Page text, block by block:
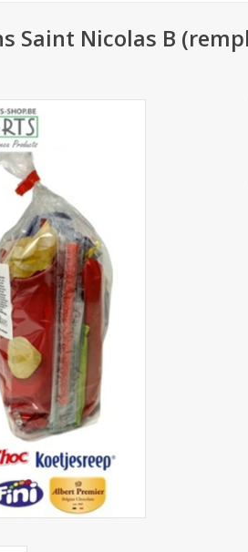
Saint Nicolas B